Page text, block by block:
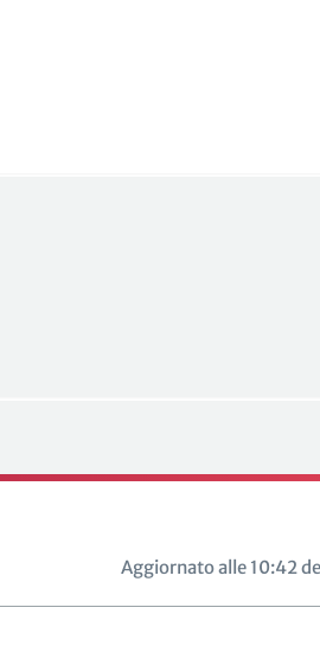
Aggiornato alle 10:42